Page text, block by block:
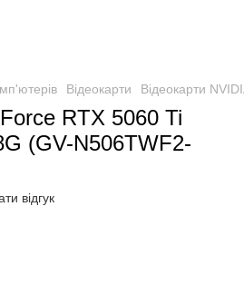
Відеокарти Відеокарти
RTX 5060 Ti
(GV-N506TWF2-
відгук